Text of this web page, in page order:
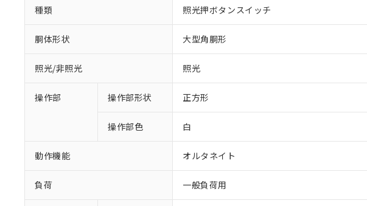
種類 照光押ボタンスイッチ
胴体形状 大型角胴形
照光/非照光 照光
操作部 操作部形状 正方形
操作部色 白
動作機能 オルタネイト
負荷 一般負荷用